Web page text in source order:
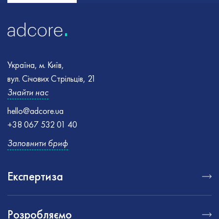
Україна, м. Київ,
вул. Січових Стрільців, 21
Знайти нас
hello@adcore.ua
+38 067 532 01 40
Заповнити бриф
Експертиза
Розробляємо